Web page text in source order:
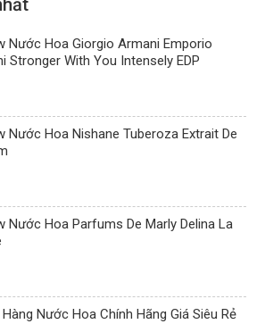
Nước Hoa Giorgio Armani Emporio
Stronger With You Intensely EDP
Nước Hoa Nishane Tuberoza Extrait De
Nước Hoa Parfums De Marly Delina La
Nước Hoa Chính Hãng Giá Siêu Rẻ